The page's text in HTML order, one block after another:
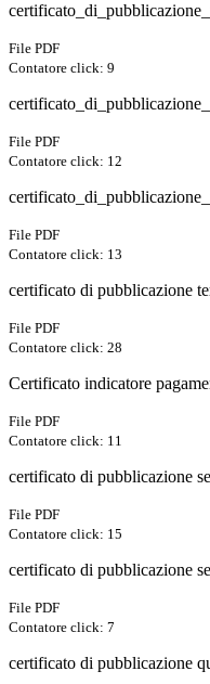
File PDF
Contatore click: 9
File PDF
Contatore click: 12
File PDF
Contatore click: 13
certificato di pubblicazione
File PDF
Contatore click: 28
Certificato indicatore
File PDF
Contatore click: 11
certificato di pubblicazione
File PDF
Contatore click: 15
certificato di pubblicazione
File PDF
Contatore click: 7
certificato di pubblicazione